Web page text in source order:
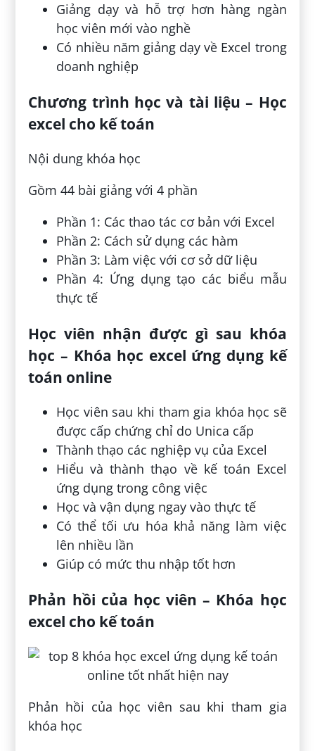
Giảng dạy và hỗ trợ hơn hàng ngàn
học viên mới vào nghề
Có nhiều năm giảng dạy về Excel trong
doanh nghiệp
Chương trình học và tài liệu – Học
excel cho kế toán
Nội dung khóa học
Gồm 44 bài giảng với 4 phần
Phần 1: Các thao tác cơ bản với Excel
Phần 2: Cách sử dụng các hàm
Phần 3: Làm việc với cơ sở dữ liệu
Phần 4: Ứng dụng tạo các biểu mẫu
thực tế
Học viên nhận được gì sau khóa
học – Khóa học excel ứng dụng kế
toán online
Học viên sau khi tham gia khóa học sẽ
được cấp chứng chỉ do Unica cấp
Thành thạo các nghiệp vụ của Excel
Hiểu và thành thạo về kế toán Excel
ứng dụng trong công việc
Học và vận dụng ngay vào thực tế
Có thể tối ưu hóa khả năng làm việc
lên nhiều lần
Giúp có mức thu nhập tốt hơn
Phản hồi của học viên – Khóa học
excel cho kế toán
Phản hồi của học viên sau khi tham gia
khóa học